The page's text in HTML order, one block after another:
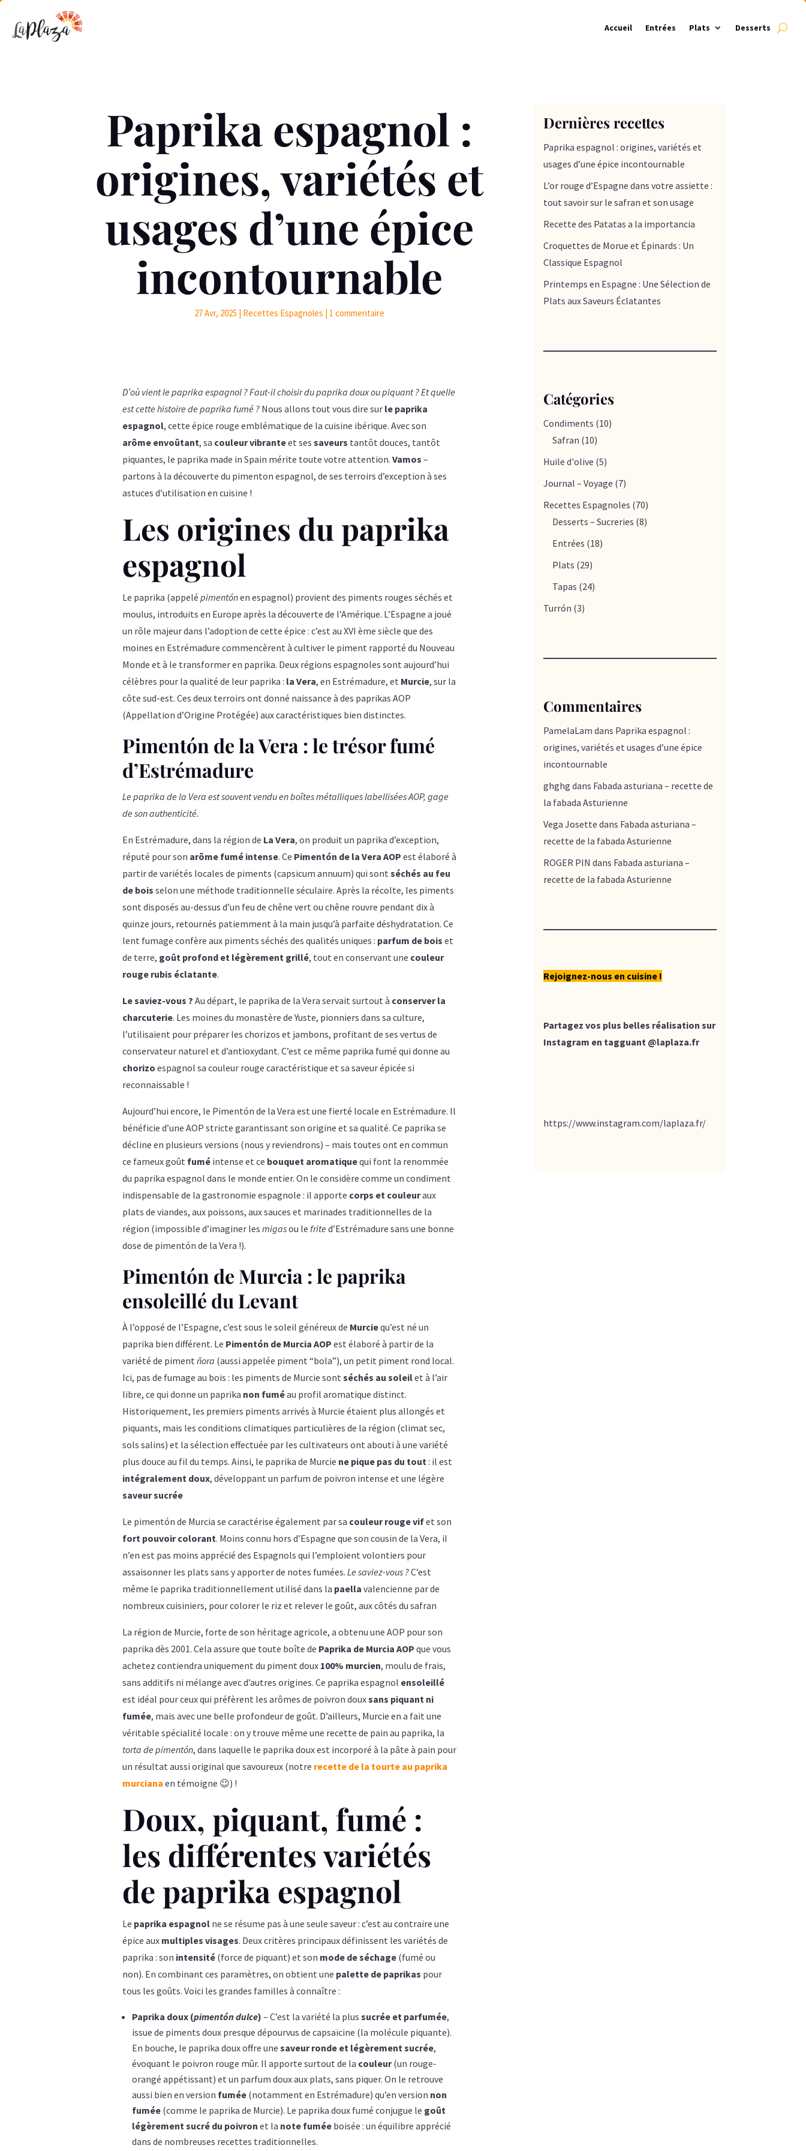
Accueil Entrées Plats Desserts
Paprika espagnol :
origines, variétés et
usages d’une épice
incontournable
27 Avr, 2025 | Recettes Espagnoles | 1 commentaire
D’où vient le paprika espagnol ? Faut-il choisir du paprika doux ou piquant ? Et quelle
est cette histoire de paprika fumé ? Nous allons tout vous dire sur le paprika
espagnol, cette épice rouge emblématique de la cuisine ibérique. Avec son
arôme envoûtant, sa couleur vibranteet sessaveurs tantôt douces, tantôt
piquantes, le paprika made in Spain mérite toute votre attention.Vamos –
partons à la découverte du pimenton espagnol, de ses terroirs d’exception à ses
astuces d’utilisation en cuisine !
Les origines du paprika
espagnol
Le paprika (appelépimentónen espagnol) provient des piments rouges séchés et
moulus, introduits en Europe après la découverte de l’Amérique. L’Espagne a joué
un rôle majeur dans l’adoption de cette épice : c’est au XVI ème siècle que des
moines en Estrémadure commencèrent à cultiver le piment rapporté du Nouveau
Monde et à le transformer en paprika​. Deux régions espagnoles sont aujourd’hui
célèbres pour la qualité de leur paprika : la Vera, en Estrémadure, et Murcie, sur la
côte sud-est. Ces deux terroirs ont donné naissance à des paprikas AOP
(Appellation d’Origine Protégée) aux caractéristiques bien distinctes.
Pimentón de la Vera : le trésor fumé
d’Estrémadure
Le paprika de la Vera est souvent vendu en boîtes métalliques labellisées AOP, gage
de son authenticité.
En Estrémadure, dans la région de La Vera, on produit un paprika d’exception,
réputé pour son arôme fumé intense. Ce Pimentón de la Vera AOP est élaboré à
partir de variétés locales de piments (capsicum annuum) qui sontséchés au feu
de bois selon une méthode traditionnelle séculaire. Après la récolte, les piments
sont disposés au-dessus d’un feu de chêne vert ou chêne rouvre pendant dix à
quinze jours, retournés patiemment à la main jusqu’à parfaite déshydratation​. Ce
lent fumage confère aux piments séchés des qualités uniques : parfum de bois et
de terre, goût profond et légèrement grillé, tout en conservant une couleur
rouge rubis éclatante.
Le saviez-vous ? Au départ, le paprika de la Vera servait surtout à conserver la
charcuterie. Les moines du monastère de Yuste, pionniers dans sa culture,
l’utilisaient pour préparer les chorizos et jambons, profitant de ses vertus de
conservateur naturel et d’antioxydant. C’est ce même paprika fumé qui donne au
chorizo espagnol sa couleur rouge caractéristique et sa saveur épicée si
reconnaissable !
Aujourd’hui encore, le Pimentón de la Vera est une fierté locale en Estrémadure. Il
bénéficie d’une AOP stricte garantissant son origine et sa qualité. Ce paprika se
décline en plusieurs versions (nous y reviendrons) – mais toutes ont en commun
ce fameux goût fumé intense et ce bouquet aromatiquequi font la renommée
du paprika espagnol dans le monde entier. On le considère comme un condiment
indispensable de la gastronomie espagnole : il apporte corps et couleuraux
plats de viandes, aux poissons, aux sauces et marinades traditionnelles de la
région (impossible d’imaginer lesmigasou le frite d’Estrémadure sans une bonne
dose de pimentón de la Vera !​).
Pimentón de Murcia : le paprika
ensoleillé du Levant
À l’opposé de l’Espagne, c’est sous le soleil généreux de Murciequ’est né un
paprika bien différent. Le Pimentón de Murcia AOP est élaboré à partir de la
variété de pimentñora (aussi appelée piment “bola”), un petit piment rond local.
Ici, pas de fumage au bois : les piments de Murcie sontséchés au soleilet à l’air
libre, ce qui donne un paprika non fuméau profil aromatique distinct​.
Historiquement, les premiers piments arrivés à Murcie étaient plus allongés et
piquants, mais les conditions climatiques particulières de la région (climat sec,
sols salins) et la sélection effectuée par les cultivateurs ont abouti à une variété
plus douce au fil du temps. Ainsi, le paprika de Murcie ne pique pas du tout : il est
intégralement doux, développant un parfum de poivron intense et une légère
saveur sucrée
Le pimentón de Murcia se caractérise également par sa couleur rouge vifet son
fort pouvoir colorant​. Moins connu hors d’Espagne que son cousin de la Vera, il
n’en est pas moins apprécié des Espagnols qui l’emploient volontiers pour
assaisonner les plats sans y apporter de notes fumées.Le saviez-vous ?C’est
même le paprika traditionnellement utilisé dans la paella valencienne par de
nombreux cuisiniers, pour colorer le riz et relever le goût, aux côtés du safran​
La région de Murcie, forte de son héritage agricole, a obtenu une AOP pour son
paprika dès 2001. Cela assure que toute boîte de Paprika de Murcia AOP que vous
achetez contiendra uniquement du piment doux 100% murcien, moulu de frais,
sans additifs ni mélange avec d’autres origines. Ce paprika espagnol ensoleillé
est idéal pour ceux qui préfèrent les arômes de poivron douxsans piquant ni
fumée, mais avec une belle profondeur de goût. D’ailleurs, Murcie en a fait une
véritable spécialité locale : on y trouve même une recette de pain au paprika, la
torta de pimentón, dans laquelle le paprika doux est incorporé à la pâte à pain pour
un résultat aussi original que savoureux (notre recette de la tourte au paprika
murciana en témoigne 😉) !
Doux, piquant, fumé :
les différentes variétés
de paprika espagnol
Le paprika espagnol ne se résume pas à une seule saveur : c’est au contraire une
épice aux multiples visages. Deux critères principaux définissent les variétés de
paprika : son intensité (force de piquant) et son mode de séchage (fumé ou
non). En combinant ces paramètres, on obtient une palette de paprikas pour
tous les goûts. Voici les grandes familles à connaître :
Paprika doux (pimentón dulce) – C’est la variété la plussucrée et parfumée,
issue de piments doux presque dépourvus de capsaïcine (la molécule piquante).
En bouche, le paprika doux offre unesaveur ronde et légèrement sucrée,
évoquant le poivron rouge mûr. Il apporte surtout de la couleur(un rouge-
orangé appétissant) et un parfum doux aux plats, sans piquer. On le retrouve
aussi bien en version fumée (notamment en Estrémadure) qu’en version non
fumée (comme le paprika de Murcie). Le paprika doux fumé conjugue le goût
légèrement sucré du poivron et la note fumée boisée : un équilibre apprécié
dans de nombreuses recettes traditionnelles.
Dernières recettes
Paprika espagnol : origines, variétés et
usages d’une épice incontournable
L’or rouge d’Espagne dans votre assiette :
tout savoir sur le safran et son usage
Recette des Patatas a la importancia
Croquettes de Morue et Épinards : Un
Classique Espagnol
Printemps en Espagne : Une Sélection de
Plats aux Saveurs Éclatantes
Catégories
Condiments (10)
Safran (10)
Huile d'olive (5)
Journal – Voyage (7)
Recettes Espagnoles (70)
Desserts – Sucreries (8)
Entrées (18)
Plats (29)
Tapas (24)
Turrón (3)
Commentaires
PamelaLam dans Paprika espagnol :
origines, variétés et usages d’une épice
incontournable
ghghg dans Fabada asturiana – recette de
la fabada Asturienne
Vega Josette dans Fabada asturiana –
recette de la fabada Asturienne
ROGER PIN dans Fabada asturiana –
recette de la fabada Asturienne
Rejoignez-nous en cuisine !
Partagez vos plus belles réalisation sur
Instagram en tagguant @laplaza.fr
https://www.instagram.com/laplaza.fr/